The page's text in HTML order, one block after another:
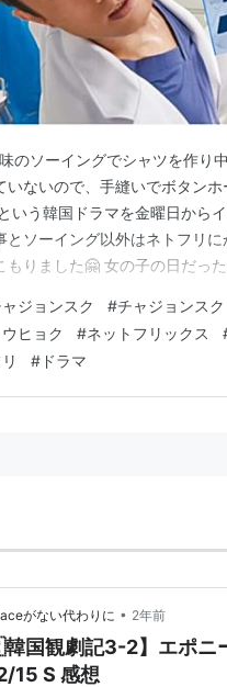
味のソーイングでシャツを作
いないので、手縫いでボタン
いう韓国ドラマを金曜日から
とソーイング以外はネトフリ
もりました🤗 女の子の日だっ
けれど 彼女持ちの男との1度
トを辞めて専業主婦に。 20数
ジョンスク #チャジョンスク
ヒョク #ネットフリックス
# ドラマ
がない代わりに • 2年前
国観劇記3-2】エポニ
15 S 感想